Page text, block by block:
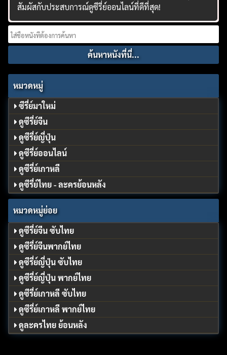
สัมผัสกับประสบการณ์ดูซีรี่ย์ออนไลน์ที่ดีที่สุด!
Search
for:
หมวดหมู่
ซีรี่ย์มาใหม่
ดูซีรี่ย์จีน
ดูซีรี่ย์ญี่ปุ่น
ดูซีรี่ย์ออนไลน์
ดูซีรี่ย์เกาหลี
ดูซีรี่ย์ไทย - ละครย้อนหลัง
หมวดหมู่ย่อย
ดูซีรี่ย์จีน ซับไทย
ดูซีรี่ย์จีนพากย์ไทย
ดูซีรี่ย์ญี่ปุ่น ซับไทย
ดูซีรี่ย์ญี่ปุ่น พากย์ไทย
ดูซีรี่ย์เกาหลี ซับไทย
ดูซีรี่ย์เกาหลี พากย์ไทย
ดูละครไทย ย้อนหลัง